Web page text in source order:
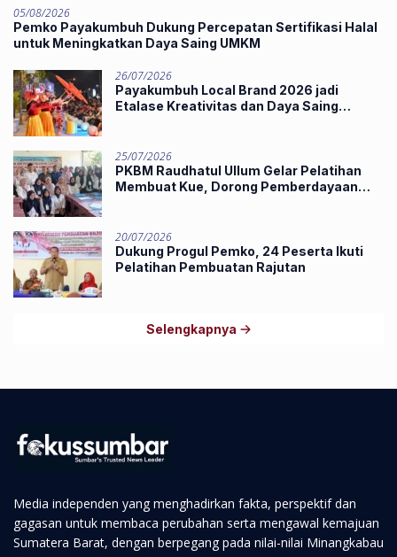
05/08/2026
Pemko Payakumbuh Dukung Percepatan Sertifikasi Halal
untuk Meningkatkan Daya Saing UMKM
26/07/2026
Payakumbuh Local Brand 2026 jadi
Etalase Kreativitas dan Daya Saing
25/07/2026
PKBM Raudhatul Ullum Gelar Pelatihan
Membuat Kue, Dorong Pemberdayaan
20/07/2026
Dukung Progul Pemko, 24 Peserta Ikuti
Pelatihan Pembuatan Rajutan
Selengkapnya
Media independen yang menghadirkan fakta, perspektif dan
gagasan untuk membaca perubahan serta mengawal kemajuan
Sumatera Barat, dengan berpegang pada nilai-nilai Minangkabau